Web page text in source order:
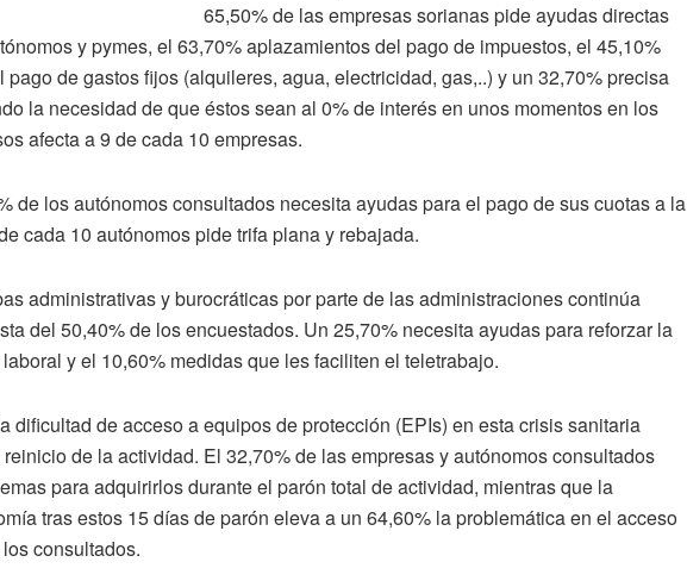
65,50% de las empresas sorianas pide ayudas directas
y pymes, el 63,70% aplazamientos del pago de impuestos, el 45,10%
de gastos fijos (alquileres, agua, electricidad, gas,..) y un 32,70% precisa
la necesidad de que éstos sean al 0% de interés en unos momentos en los
afecta a 9 de cada 10 empresas.
de los autónomos consultados necesita ayudas para el pago de sus cuotas a la
cada 10 autónomos pide trifa plana y rebajada.
administrativas y burocráticas por parte de las administraciones continúa
del 50,40% de los encuestados. Un 25,70% necesita ayudas para reforzar la
y el 10,60% medidas que les faciliten el teletrabajo.
dificultad de acceso a equipos de protección (EPIs) en esta crisis sanitaria
de la actividad. El 32,70% de las empresas y autónomos consultados
para adquirirlos durante el parón total de actividad, mientras que la
tras estos 15 días de parón eleva a un 64,60% la problemática en el acceso
consultados.